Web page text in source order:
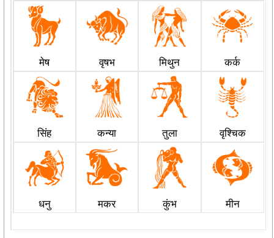
मेष वृषभ मिथुन कर्क
सिंह कन्या तुला वृश्चिक
धनु मकर कुंभ मीन